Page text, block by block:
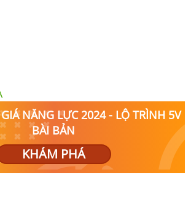
NĂNG LỰC 2024 - LỘ TRÌNH 5V
BÀI BẢN
KHÁM PHÁ